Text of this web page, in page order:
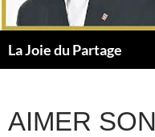
La Joie du Partage
AIMER